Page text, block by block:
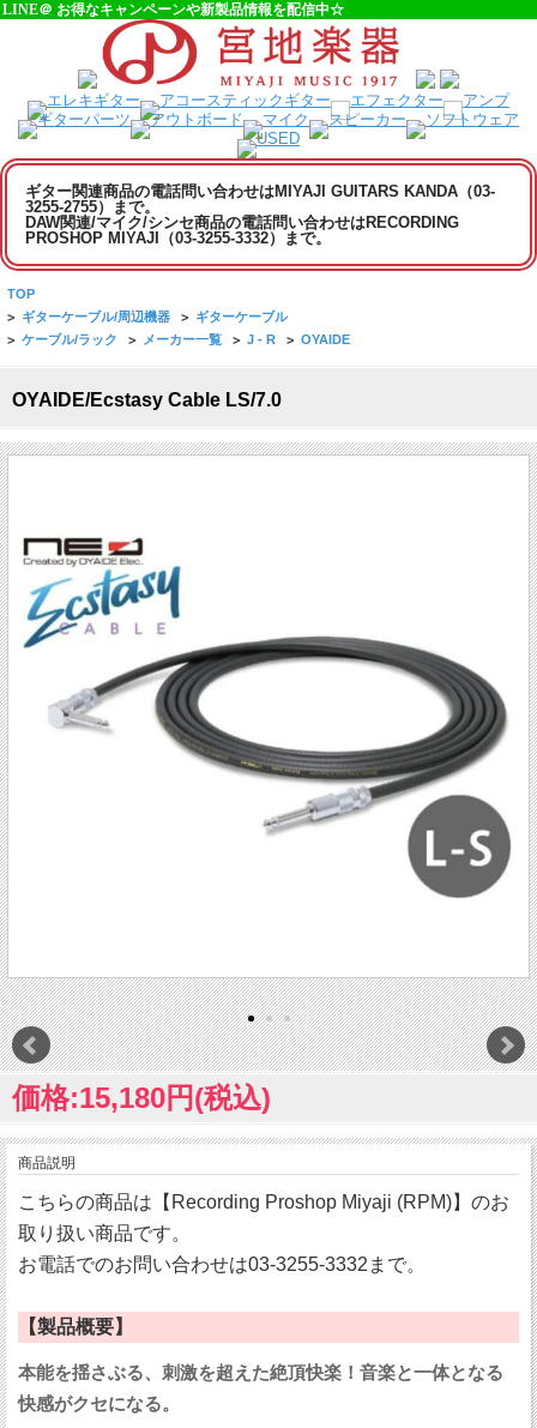
LINE＠ お得なキャンペーンや新製品情報を配信中☆
ギター関連商品の電話問い合わせはMIYAJI GUITARS KANDA（03-
3255-2755）まで。
DAW関連/マイク/シンセ商品の電話問い合わせはRECORDING
PROSHOP MIYAJI（03-3255-3332）まで。
TOP
> ギターケーブル/周辺機器 > ギターケーブル
> ケーブル/ラック > メーカー一覧 > J - R > OYAIDE
OYAIDE/Ecstasy Cable LS/7.0
価格:15,180円(税込)
商品説明
こちらの商品は【Recording Proshop Miyaji (RPM)】のお
取り扱い商品です。
お電話でのお問い合わせは03-3255-3332まで。
【製品概要】
本能を揺さぶる、刺激を超えた絶頂快楽！音楽と一体となる
快感がクセになる。